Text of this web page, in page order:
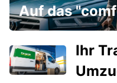
Auf das
Ihr